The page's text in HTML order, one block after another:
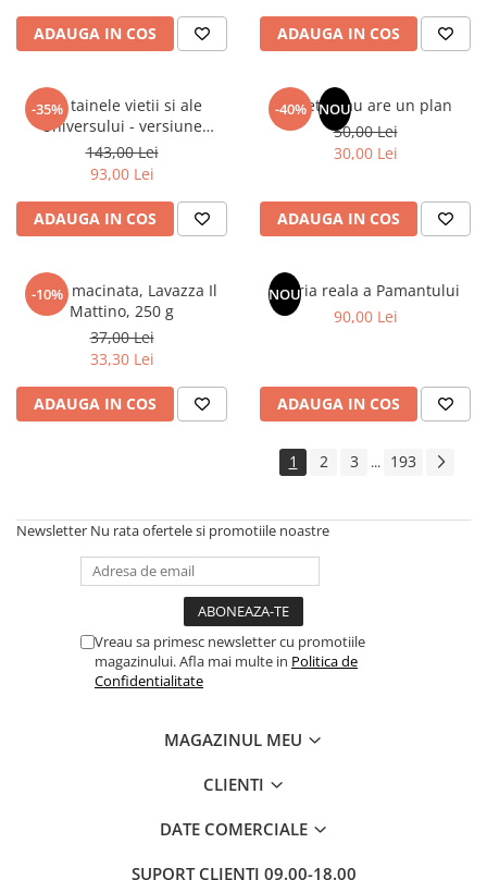
Instrumente de scris
Seturi birotica
Articole scolare
Caiete si Carnetele scolare
Coperti, Mape, Etichete
Ghiozdane si Penare scolare
Instrumente si Truse Geometrie
Seturi scolare
Calculator
Consumabile & Accesorii
Cadouri
Literatura Romana
Literatura Universala
Carte Prescolara, Joc
Carti cartonate
ADAUGA IN COS ADAUGA IN COS
-35%
Din tainele vietii si ale
Universului - versiune
originala din 1939. Volumele I-
III.
143,00 Lei
93,00 Lei
ADAUGA IN COS
-40% NOU
Sufletul tau are un plan
50,00 Lei
30,00 Lei
ADAUGA IN COS
-10%
Cafea macinata, Lavazza Il
Mattino, 250 g
37,00 Lei
33,30 Lei
ADAUGA IN COS
NOU
Istoria reala a Pamantului
90,00 Lei
ADAUGA IN COS
1 2 3 ... 193
Newsletter Nu rata ofertele si promotiile noastre
Vreau sa primesc newsletter cu promotiile
magazinului. Afla mai multe in Politica de
Confidentialitate
MAGAZINUL MEU
CLIENTI
DATE COMERCIALE
SUPORT CLIENTI 09.00-18.00